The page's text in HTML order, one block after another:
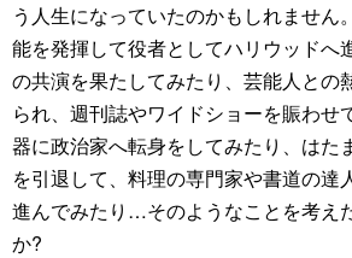
う人生になっていたのかもしれません
能を発揮して役者としてハリウッドへ
の共演を果たしてみたり、芸能人との
られ、週刊誌やワイドショーを賑わせ
器に政治家へ転身をしてみたり、はた
を引退して、料理の専門家や書道の達
進んでみたり…そのようなことを考え
か?